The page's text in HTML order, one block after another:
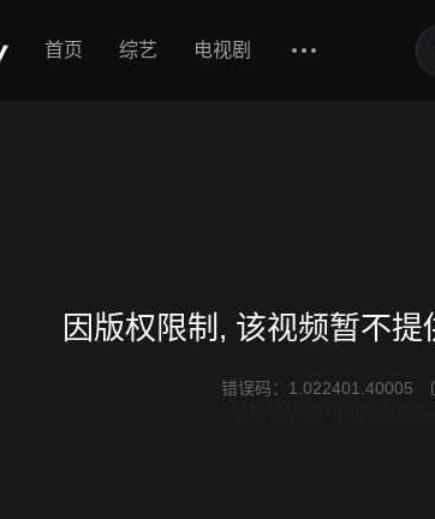
首页 综艺 电视剧
因版权限制, 该视频暂不
错误码： 1.022401.40005